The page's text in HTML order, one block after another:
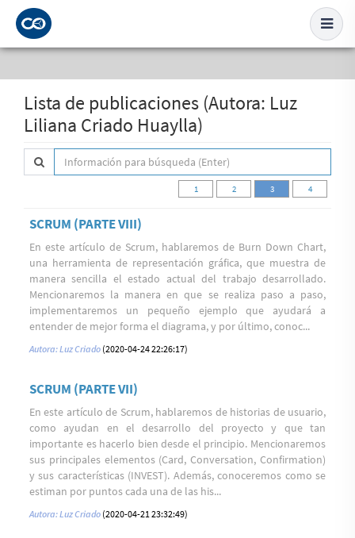
Lista de publicaciones (Autora: Luz
Liliana Criado Huaylla)
1 2 3 4
SCRUM (PARTE VIII)
En este artículo de Scrum, hablaremos de Burn Down Chart,
una herramienta de representación gráfica, que muestra de
manera sencilla el estado actual del trabajo desarrollado.
Mencionaremos la manera en que se realiza paso a paso,
implementaremos un pequeño ejemplo que ayudará a
entender de mejor forma el diagrama, y por último, conoc...
Autora: Luz Criado (2020-04-24 22:26:17)
SCRUM (PARTE VII)
En este artículo de Scrum, hablaremos de historias de usuario,
como ayudan en el desarrollo del proyecto y que tan
importante es hacerlo bien desde el principio. Mencionaremos
sus principales elementos (Card, Conversation, Confirmation)
y sus características (INVEST). Además, conoceremos como se
estiman por puntos cada una de las his...
Autora: Luz Criado (2020-04-21 23:32:49)